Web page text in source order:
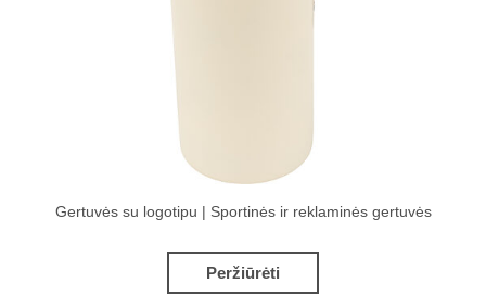
Gertuvės su logotipu | Sportinės ir reklaminės gertuvės
Peržiūrėti